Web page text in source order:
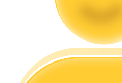
Futures startguide